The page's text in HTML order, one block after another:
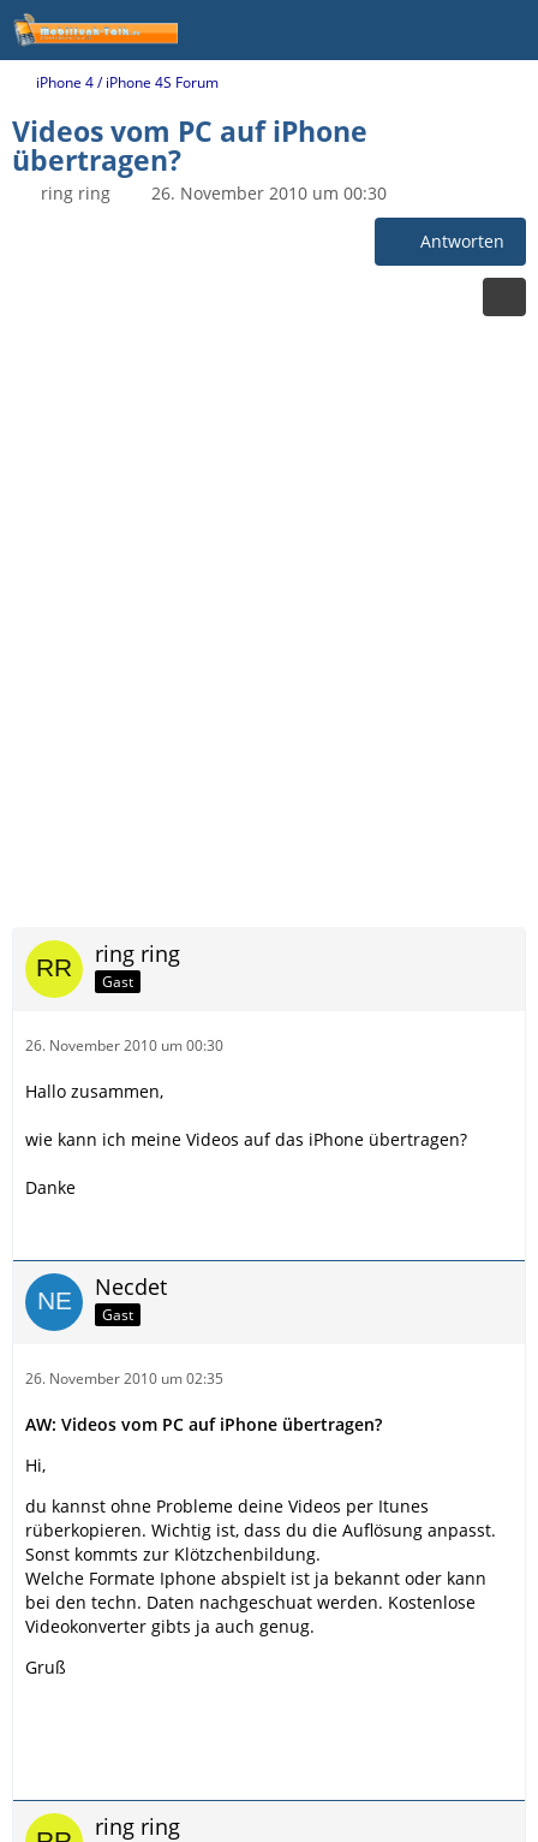
iPhone 4 / iPhone 4S Forum
Videos vom PC auf iPhone
übertragen?
ring ring 26. November 2010 um 00:30
Antworten
ring ring
Gast
26. November 2010 um 00:30
Hallo zusammen,
wie kann ich meine Videos auf das iPhone übertragen?
Danke
Necdet
Gast
26. November 2010 um 02:35
AW: Videos vom PC auf iPhone übertragen?
Hi,
du kannst ohne Probleme deine Videos per Itunes
rüberkopieren. Wichtig ist, dass du die Auflösung anpasst.
Sonst kommts zur Klötzchenbildung.
Welche Formate Iphone abspielt ist ja bekannt oder kann
bei den techn. Daten nachgeschuat werden. Kostenlose
Videokonverter gibts ja auch genug.
Gruß
ring ring